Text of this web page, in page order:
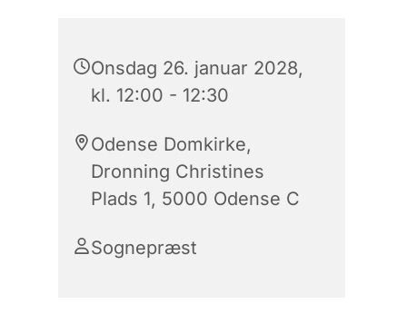
Onsdag 26. januar 2028,
kl. 12:00 - 12:30
Odense Domkirke,
Dronning Christines
Plads 1, 5000 Odense C
Sognepræst